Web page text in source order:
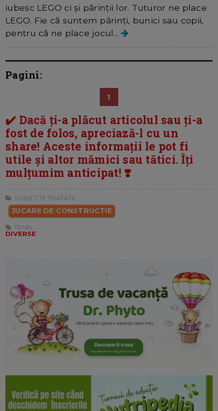
iubesc LEGO ci și părinții lor. Tuturor ne place
LEGO. Fie că suntem părinți, bunici sau copii,
pentru că ne place jocul...
Pagini:
1
✔️ Dacă ți-a plăcut articolul sau ți-a
fost de folos, apreciază-l cu un
share! Aceste informații le pot fi
utile și altor mămici sau tătici. Îți
mulțumim anticipat! ❣️
SUBIECTE TRATATE:
JUCARII DE CONSTRUCTIE
TEMA:
DIVERSE